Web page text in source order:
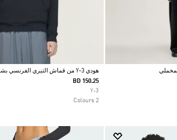
Selected
هودي Y-3 من قماش التيري الفرنسي بشعار سائل
BD 150.25
Y-3
2 Colours